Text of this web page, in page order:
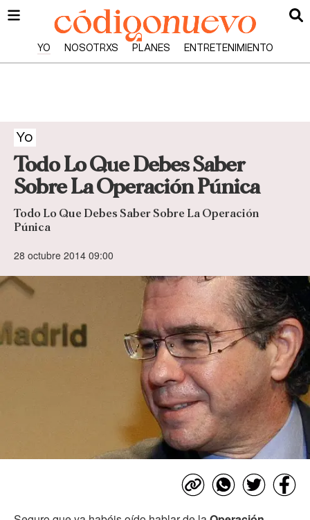
YO NOSOTRXS PLANES ENTRETENIMIENTO
Yo
Todo Lo Que Debes Saber
Sobre La Operación Púnica
Todo Lo Que Debes Saber Sobre La Operación
Púnica
28 octubre 2014 09:00